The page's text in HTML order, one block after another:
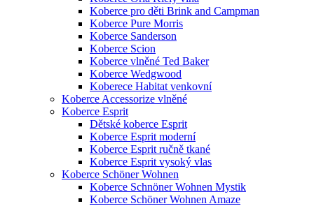
Koberce pro děti Brink and Campman
Koberce Pure Morris
Koberce Sanderson
Koberce Scion
Koberce vlněné Ted Baker
Koberce Wedgwood
Koberece Habitat venkovní
Koberce Accessorize vlněné
Koberce Esprit
Dětské koberce Esprit
Koberce Esprit moderní
Koberce Esprit ručně tkané
Koberce Esprit vysoký vlas
Koberce Schöner Wohnen
Koberce Schnöner Wohnen Mystik
Koberce Schöner Wohnen Amaze